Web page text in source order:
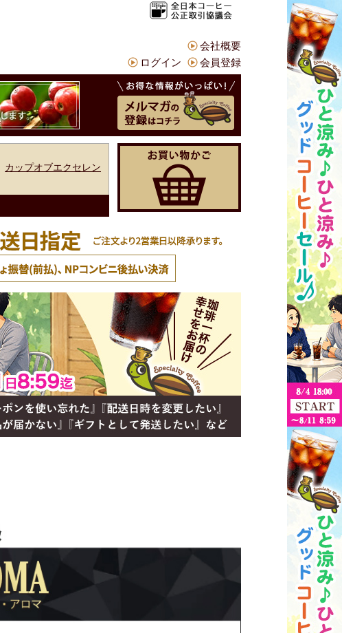
会社概要
ログイン
会員登録
カップオブエクセレン